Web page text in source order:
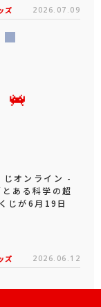
ズ 2026.07.09
じオンライン -
ある科学の超
じが6月19日
ズ 2026.06.12